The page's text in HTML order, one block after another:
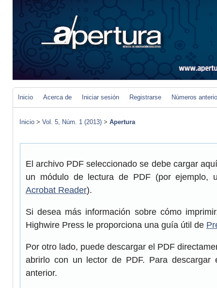
Inicio Acerca de Iniciar sesión Registrarse Números
Inicio > Vol. 5, Núm. 1 (2013) > Apertura
El archivo PDF seleccionado se debe cargar
un módulo de lectura de PDF (por ejemplo,
Acrobat Reader).
Si desea más información sobre cómo
Highwire Press le proporciona una guía útil de
Por otro lado, puede descargar el PDF
abrirlo con un lector de PDF. Para
anterior.